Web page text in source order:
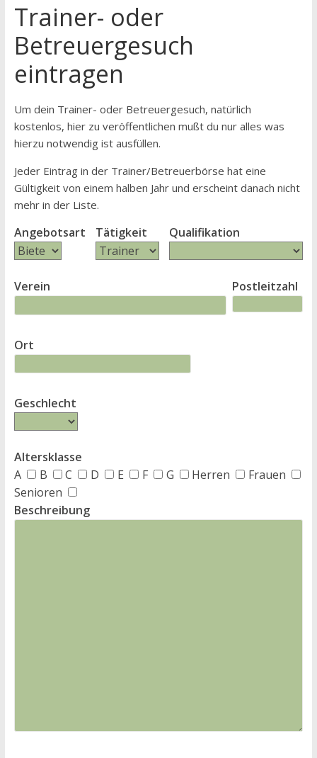
Trainer- oder
Betreuergesuch
eintragen
Um dein Trainer- oder Betreuergesuch, natürlich
kostenlos, hier zu veröffentlichen mußt du nur alles was
hierzu notwendig ist ausfüllen.
Jeder Eintrag in der Trainer/Betreuerbörse hat eine
Gültigkeit von einem halben Jahr und erscheint danach nicht
mehr in der Liste.
Angebotsart Tätigkeit Qualifikation
Verein Postleitzahl
Ort
Geschlecht
Altersklasse
A
B C D E F G Herren
Frauen
Senioren
Beschreibung